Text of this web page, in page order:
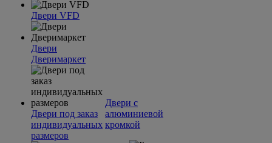
Двери VFD
Двери
Дверимаркет
Двери под заказ
индивидуальных
размеров
Двери с
алюминиевой
кромкой